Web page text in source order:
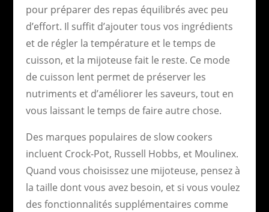
pour préparer des repas équilibrés avec peu
d’effort. Il suffit d’ajouter tous vos ingrédients
et de régler la température et le temps de
cuisson, et la mijoteuse fait le reste. Ce mode
de cuisson lent permet de préserver les
nutriments et d’améliorer les saveurs, tout en
vous laissant le temps de faire autre chose.
Des marques populaires de slow cookers
incluent Crock-Pot, Russell Hobbs, et Moulinex.
Quand vous choisissez une mijoteuse, pensez à
la taille dont vous avez besoin, et si vous voulez
des fonctionnalités supplémentaires comme